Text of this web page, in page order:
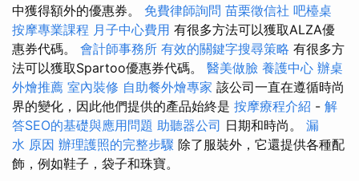
中獲得額外的優惠券。 免費律師詢問 苗栗徵信社 吧檯桌
按摩專業課程 月子中心費用 有很多方法可以獲取ALZA優
惠券代碼。 會計師事務所 有效的關鍵字搜尋策略 有很多方
法可以獲取Spartoo優惠券代碼。 醫美做臉 養護中心 辦桌
外燴推薦 室內裝修 自助餐外燴專家 該公司一直在遵循時尚
界的變化，因此他們提供的產品始終是 按摩療程介紹 - 解
答SEO的基礎與應用問題 助聽器公司 日期和時尚。 漏
水 原因 辦理護照的完整步驟 除了服裝外，它還提供各種配
飾，例如鞋子，袋子和珠寶。